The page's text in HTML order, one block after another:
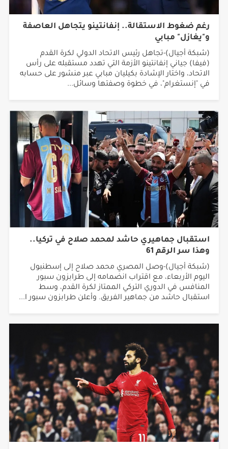
رغم ضغوط الاستقالة.. إنفانتينو يتجاهل العاصفة
و"يغازل" مبابي
(شبكة أجيال)-تجاهل رئيس الاتحاد الدولي لكرة القدم
(فيفا) جياني إنفانتينو الأزمة التي تهدد مستقبله على رأس
الاتحاد، واختار الإشادة بكيليان مبابي عبر منشور على حسابه
في "إنستغرام"، في خطوة وصفتها وسائل...
استقبال جماهيري حاشد لمحمد صلاح في تركيا..
وهذا سر الرقم 61
(شبكة أجيال)-وصل المصري محمد صلاح إلى إسطنبول
اليوم الأربعاء، مع اقتراب انضمامه إلى طرابزون سبور
المنافس في الدوري التركي الممتاز لكرة القدم، وسط
استقبال حاشد من جماهير الفريق. وأعلن طرابزون سبور ا...